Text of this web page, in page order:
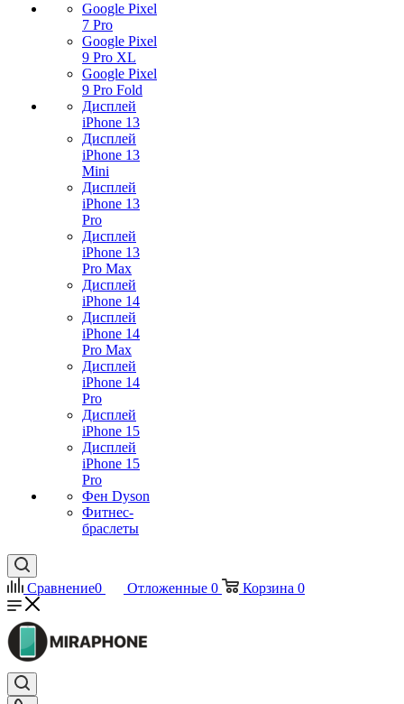
Google Pixel
7 Pro
Google Pixel
9 Pro XL
Google Pixel
9 Pro Fold
Дисплей
iPhone 13
Дисплей
iPhone 13
Mini
Дисплей
iPhone 13
Pro
Дисплей
iPhone 13
Pro Max
Дисплей
iPhone 14
Дисплей
iPhone 14
Pro Max
Дисплей
iPhone 14
Pro
Дисплей
iPhone 15
Дисплей
iPhone 15
Pro
Фен Dyson
Фитнес-
браслеты
Сравнение0 Отложенные 0 Корзина 0